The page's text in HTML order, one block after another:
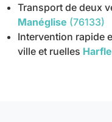
Transport de deux
Manéglise (76133)
Intervention rapide
ville et ruelles